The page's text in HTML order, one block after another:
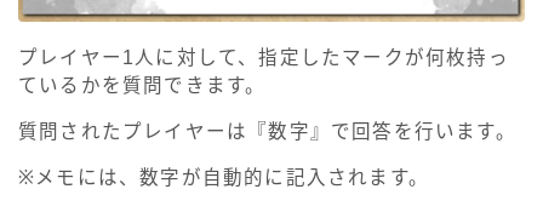
プレイヤー1人に対して、指定したマークが何枚持っ
ているかを質問できます。
質問されたプレイヤーは『数字』で回答を行います。
※メモには、数字が自動的に記入されます。